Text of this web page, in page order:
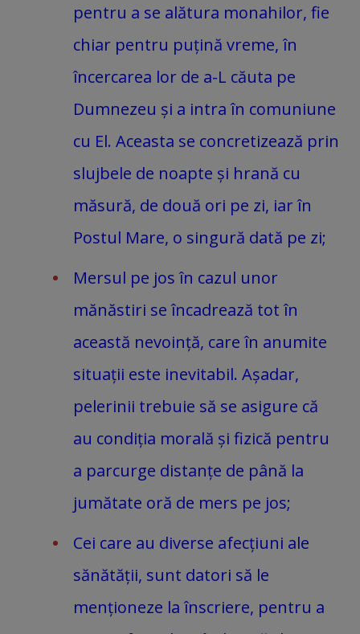
pentru a se alătura monahilor, fie
chiar pentru puțină vreme, în
încercarea lor de a-L căuta pe
Dumnezeu și a intra în comuniune
cu El. Aceasta se concretizează prin
slujbele de noapte și hrană cu
măsură, de două ori pe zi, iar în
Postul Mare, o singură dată pe zi;
Mersul pe jos în cazul unor
mănăstiri se încadrează tot în
această nevoință, care în anumite
situații este inevitabil. Așadar,
pelerinii trebuie să se asigure că
au condiția morală și fizică pentru
a parcurge distanțe de până la
jumătate oră de mers pe jos;
Cei care au diverse afecțiuni ale
sănătății, sunt datori să le
menționeze la înscriere, pentru a